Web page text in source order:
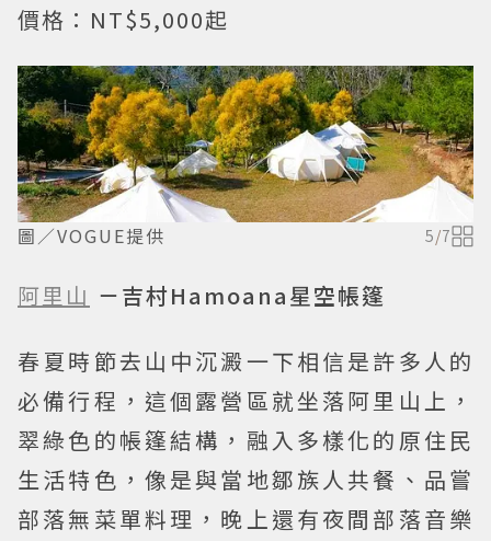
價格：NT$5,000起
圖／VOGUE提供 5/7
阿里山 －吉村Hamoana星空帳篷
春夏時節去山中沉澱一下相信是許多人的
必備行程，這個露營區就坐落阿里山上，
翠綠色的帳篷結構，融入多樣化的原住民
生活特色，像是與當地鄒族人共餐、品嘗
部落無菜單料理，晚上還有夜間部落音樂